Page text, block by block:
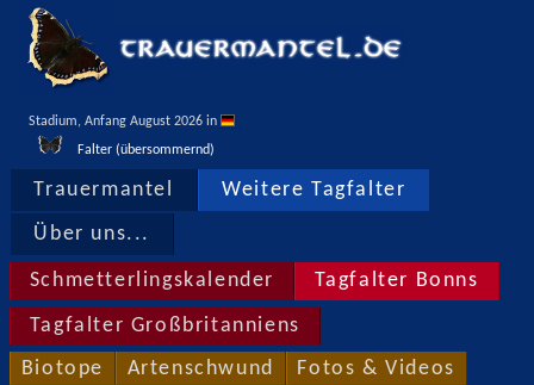
Stadium, Anfang August 2026 in
Falter (übersommernd)
Trauermantel Weitere Tagfalter
Über uns...
Schmetterlingskalender Tagfalter Bonns
Tagfalter Großbritanniens
Biotope Artenschwund Fotos & Videos